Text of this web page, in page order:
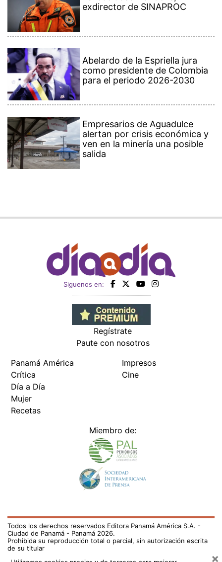
exdirector de SINAPROC
Abelardo de la Espriella jura
como presidente de Colombia
para el periodo 2026-2030
Empresarios de Aguadulce
alertan por crisis económica y
ven en la minería una posible
salida
Siguenos en:
Regístrate
Paute con nosotros
Panamá América
Crítica
Día a Día
Mujer
Recetas
Impresos
Cine
Miembro de:
Todos los derechos reservados Editora Panamá América S.A. -
Ciudad de Panamá - Panamá 2026.
Prohibida su reproducción total o parcial, sin autorización escrita
de su titular
×